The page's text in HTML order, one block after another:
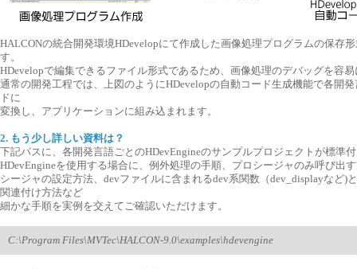
HALCONの統合開発環境HDevelopにて作成した画像処理プログラムの保存
す。
HDevelopで編集できるファイル形式であるため、画像処理のデバッグを容
通常の開発工程では、上図のようにHDevelopの自動コード生成機能で各開
ドに
変換し、アプリケーションに組み込まれます。
2. もう少し詳しい資料は？
下記パスに、各開発言語ごとのHDevEngineのサンプルプロジェクトが標準
HDevEngineを使用する場合に、例外処理の手順、プロシージャのみ呼び出
シージャの設定方法、devファイルに含まれるdev系関数（dev_displayなど)
関連付け方法など
細かな手順を実例を交えてご確認いただけます。
C:\Program Files\MVTec\HALCON-9.0\examples\hdevengine